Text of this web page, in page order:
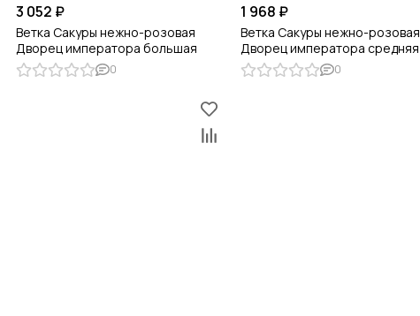
3 052 ₽
Ветка Сакуры нежно-розовая
Дворец императора большая
0
1 968 ₽
Ветка Сакуры нежно-розовая
Дворец императора средняя
0